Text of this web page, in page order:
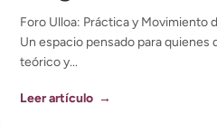
Foro Ulloa: Práctica y Movimiento
Un espacio pensado para quienes
teórico y...
Leer artículo →